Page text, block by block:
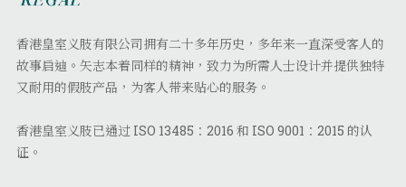
香港皇室义肢有限公司拥有二十多年历史，多年来一直深受客人的
故事启迪。矢志本着同样的精神，致力为所需人士设计并提供独特
又耐用的假肢产品，为客人带来贴心的服务。
香港皇室义肢已通过 ISO 13485：2016 和 ISO 9001：2015 的认
证。